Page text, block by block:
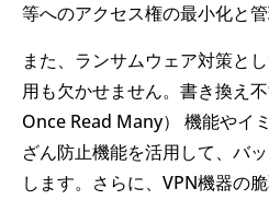
等へのアクセス権の最小化と管
また、ランサムウェア対策と
用も欠かせません。書き換え
Once Read Many） 機能やイ
ざん防止機能を活用して、バ
します。さらに、VPN機器の